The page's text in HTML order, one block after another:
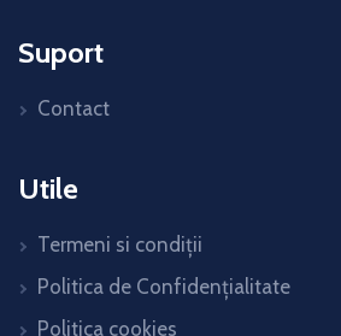
Suport
Contact
Utile
Termeni si condiții
Politica de Confidențialitate
Politica cookies